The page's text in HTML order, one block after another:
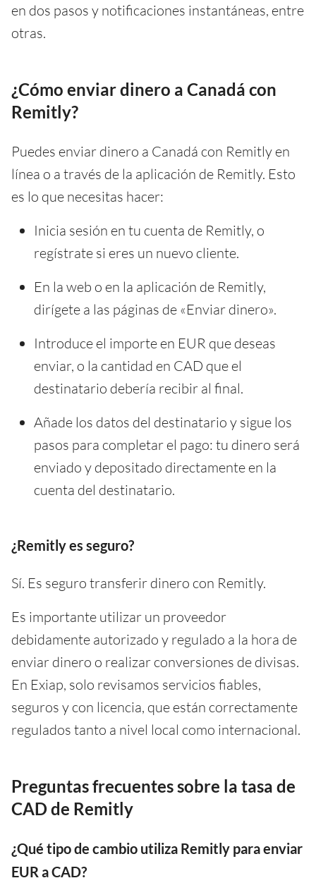
en dos pasos y notificaciones instantáneas, entre
otras.
¿Cómo enviar dinero a Canadá con
Remitly?
Puedes enviar dinero a Canadá con Remitly en
línea o a través de la aplicación de Remitly. Esto
es lo que necesitas hacer:
Inicia sesión en tu cuenta de Remitly, o
regístrate si eres un nuevo cliente.
En la web o en la aplicación de Remitly,
dirígete a las páginas de «Enviar dinero».
Introduce el importe en EUR que deseas
enviar, o la cantidad en CAD que el
destinatario debería recibir al final.
Añade los datos del destinatario y sigue los
pasos para completar el pago: tu dinero será
enviado y depositado directamente en la
cuenta del destinatario.
¿Remitly es seguro?
Sí. Es seguro transferir dinero con Remitly.
Es importante utilizar un proveedor
debidamente autorizado y regulado a la hora de
enviar dinero o realizar conversiones de divisas.
En Exiap, solo revisamos servicios fiables,
seguros y con licencia, que están correctamente
regulados tanto a nivel local como internacional.
Preguntas frecuentes sobre la tasa de
CAD de Remitly
¿Qué tipo de cambio utiliza Remitly para enviar
EUR a CAD?